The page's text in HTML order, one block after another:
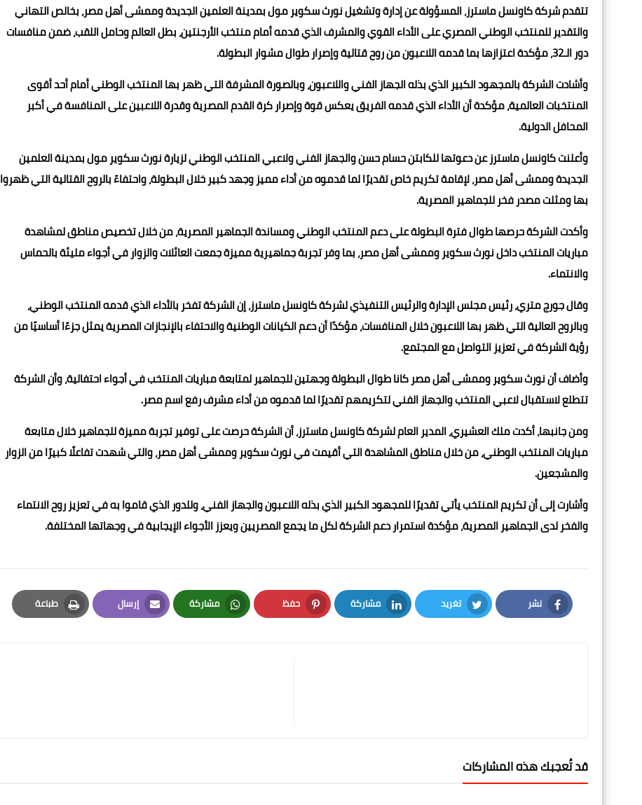
تتقدم شركة كاونسل ماسترز، المسؤولة عن إدارة وتشغيل نورث سكوير مول بمدينة العلمين الجديدة وممشى أهل مصر، بخالص التهاني
والتقدير للمنتخب الوطني المصري على الأداء القوي والمشرف الذي قدمه أمام منتخب الأرجنتين، بطل العالم وحامل اللقب، ضمن منافسات
دور الـ32، مؤكدة اعتزازها بما قدمه اللاعبون من روح قتالية وإصرار طوال مشوار البطولة.
وأشادت الشركة بالمجهود الكبير الذي بذله الجهاز الفني واللاعبون، وبالصورة المشرفة التي ظهر بها المنتخب الوطني أمام أحد أقوى
المنتخبات العالمية، مؤكدة أن الأداء الذي قدمه الفريق يعكس قوة وإصرار كرة القدم المصرية وقدرة اللاعبين على المنافسة في أكبر
المحافل الدولية.
وأعلنت كاونسل ماسترز عن دعوتها للكابتن حسام حسن والجهاز الفني ولاعبي المنتخب الوطني لزيارة نورث سكوير مول بمدينة العلمين
الجديدة وممشى أهل مصر، لإقامة تكريم خاص تقديرًا لما قدموه من أداء مميز وجهد كبير خلال البطولة، واحتفاءً بالروح القتالية التي ظهروا
بها ومثلت مصدر فخر للجماهير المصرية.
وأكدت الشركة حرصها طوال فترة البطولة على دعم المنتخب الوطني ومساندة الجماهير المصرية، من خلال تخصيص مناطق لمشاهدة
مباريات المنتخب داخل نورث سكوير وممشى أهل مصر، بما وفر تجربة جماهيرية مميزة جمعت العائلات والزوار في أجواء مليئة بالحماس
والانتماء.
وقال جورج متري، رئيس مجلس الإدارة والرئيس التنفيذي لشركة كاونسل ماسترز، إن الشركة تفخر بالأداء الذي قدمه المنتخب الوطني،
وبالروح العالية التي ظهر بها اللاعبون خلال المنافسات، مؤكدًا أن دعم الكيانات الوطنية والاحتفاء بالإنجازات المصرية يمثل جزءًا أساسيًا من
رؤية الشركة في تعزيز التواصل مع المجتمع.
وأضاف أن نورث سكوير وممشى أهل مصر كانا طوال البطولة وجهتين للجماهير لمتابعة مباريات المنتخب في أجواء احتفالية، وأن الشركة
تتطلع لاستقبال لاعبي المنتخب والجهاز الفني لتكريمهم تقديرًا لما قدموه من أداء مشرف رفع اسم مصر.
ومن جانبها، أكدت ملك العشيري، المدير العام لشركة كاونسل ماسترز، أن الشركة حرصت على توفير تجربة مميزة للجماهير خلال متابعة
مباريات المنتخب الوطني، من خلال مناطق المشاهدة التي أقيمت في نورث سكوير وممشى أهل مصر، والتي شهدت تفاعلًا كبيرًا من الزوار
والمشجعين.
وأشارت إلى أن تكريم المنتخب يأتي تقديرًا للمجهود الكبير الذي بذله اللاعبون والجهاز الفني، وللدور الذي قاموا به في تعزيز روح الانتماء
والفخر لدى الجماهير المصرية، مؤكدة استمرار دعم الشركة لكل ما يجمع المصريين ويعزز الأجواء الإيجابية في وجهاتها المختلفة.
نشر
Facebook
تغريد
Twitter
مشاركة
LinkedIn
حفظ
Pinterest
مشاركة
Whatsapp
إرسال
Email
طباعة
Print
قد تُعجبك هذه المشاركات